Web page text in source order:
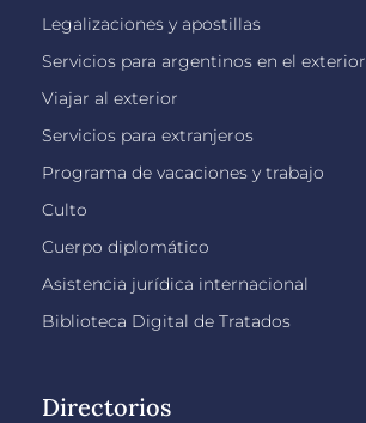
Legalizaciones y apostillas
Servicios para argentinos en el exterior
Viajar al exterior
Servicios para extranjeros
Programa de vacaciones y trabajo
Culto
Cuerpo diplomático
Asistencia jurídica internacional
Biblioteca Digital de Tratados
Directorios